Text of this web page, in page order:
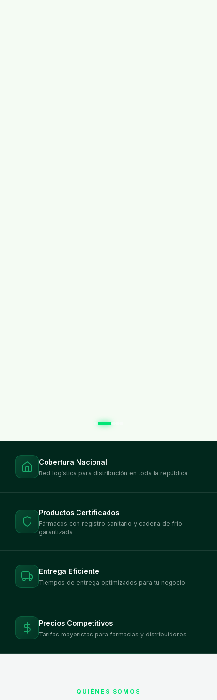
Cobertura Nacional
Red logística para distribución en toda la república
Productos Certificados
Fármacos con registro sanitario y cadena de frío
garantizada
Entrega Eficiente
Tiempos de entrega optimizados para tu negocio
Precios Competitivos
Tarifas mayoristas para farmacias y distribuidores
QUIÉNES SOMOS